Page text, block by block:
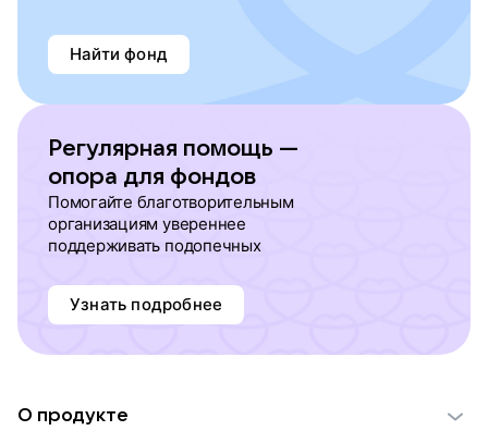
Найти фонд
Регулярная помощь —
опора для фондов
Помогайте благотворительным
организациям увереннее
поддерживать подопечных
Узнать подробнее
О продукте